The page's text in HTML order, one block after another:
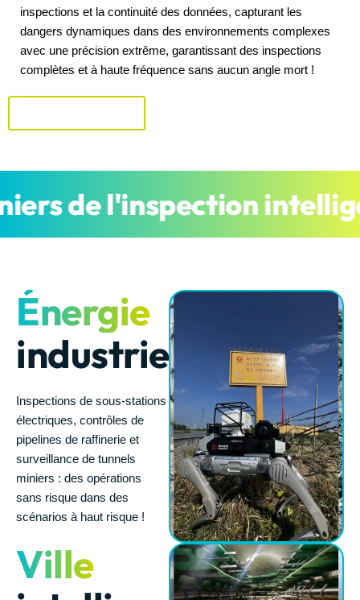
inspections et la continuité des données, capturant les
dangers dynamiques dans des environnements complexes
avec une précision extrême, garantissant des inspections
complètes et à haute fréquence sans aucun angle mort !
l'inspection intelligente
Énergie
industrielle
Inspections de sous-stations
électriques, contrôles de
pipelines de raffinerie et
surveillance de tunnels
miniers : des opérations
sans risque dans des
scénarios à haut risque !
Ville